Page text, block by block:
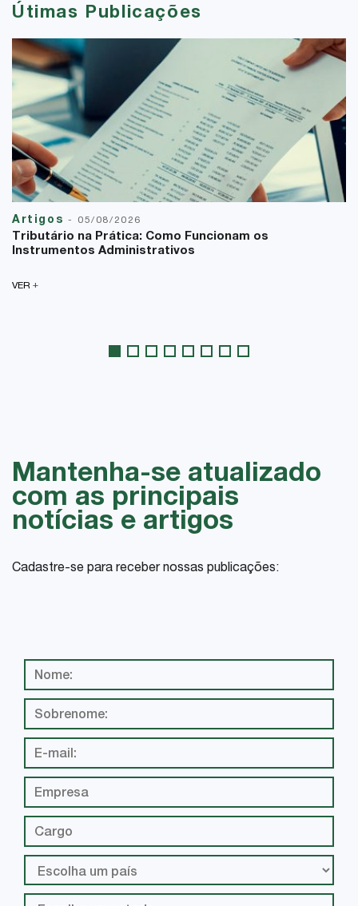
Útimas Publicações
Artigos - 05/08/2026
Tributário na Prática: Como Funcionam os
Instrumentos Administrativos
VER +
Mantenha-se atualizado
com as principais
notícias e artigos
Cadastre-se para receber nossas publicações: